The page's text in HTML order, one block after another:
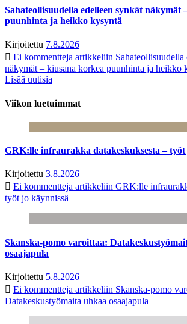
Sahateollisuudella edelleen synkät näkymät
puunhinta ja heikko kysyntä
Kirjoitettu 7.8.2026
Ei kommentteja artikkeliin Sahateollisuudella
näkymät – kiusana korkea puunhinta ja heikko
Lisää uutisia
Viikon luetuimmat
GRK:lle infraurakka datakeskuksesta – työt
Kirjoitettu 3.8.2026
Ei kommentteja artikkeliin GRK:lle
työt jo käynnissä
Skanska-pomo varoittaa:
osaajapula
Kirjoitettu 5.8.2026
Ei kommentteja artikkeliin Skanska-pomo
Datakeskustyömaita uhkaa osaajapula